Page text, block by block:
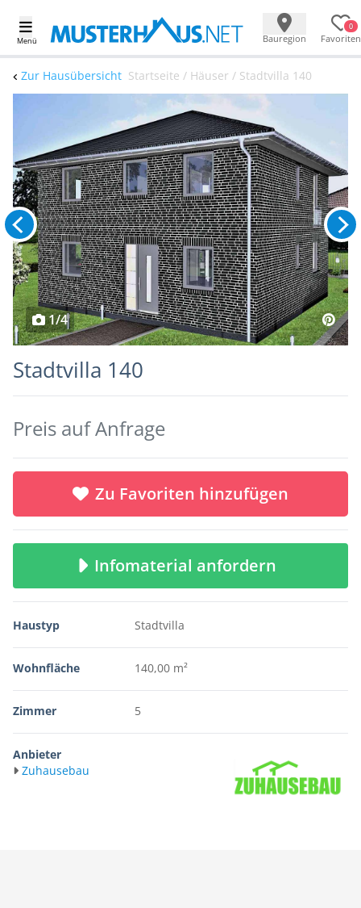
Menü Bauregion
0
Favoriten
Zur Hausübersicht Startseite / Häuser / Stadtvilla 140
1/4
Stadtvilla 140
Preis auf Anfrage
Zu Favoriten hinzufügen
Infomaterial anfordern
Haustyp Stadtvilla
Wohnfläche 140,00 m²
Zimmer 5
Anbieter
Zuhausebau